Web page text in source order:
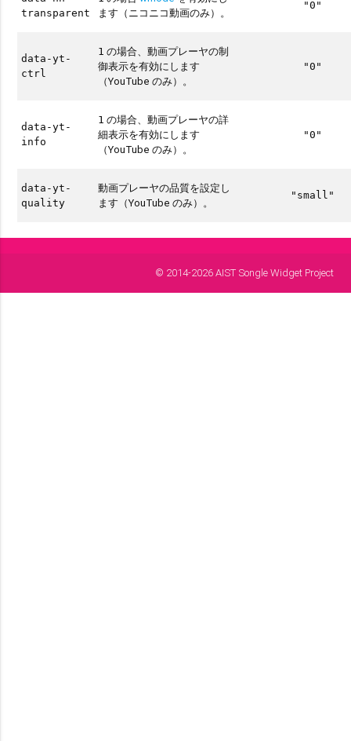
transparent
ます（ニコニコ動画のみ）。
"0"
data-yt-
ctrl
1 の場合、動画プレーヤの制
御表示を有効にします
（YouTube のみ）。
"0"
data-yt-
info
1 の場合、動画プレーヤの詳
細表示を有効にします
（YouTube のみ）。
"0"
data-yt-
quality
動画プレーヤの品質を設定し
ます（YouTube のみ）。
"small"
© 2014-2026 AIST Songle Widget Project